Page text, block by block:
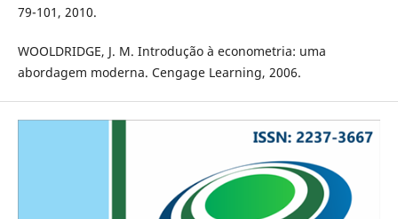
79-101, 2010.
WOOLDRIDGE, J. M. Introdução à econometria: uma
abordagem moderna. Cengage Learning, 2006.